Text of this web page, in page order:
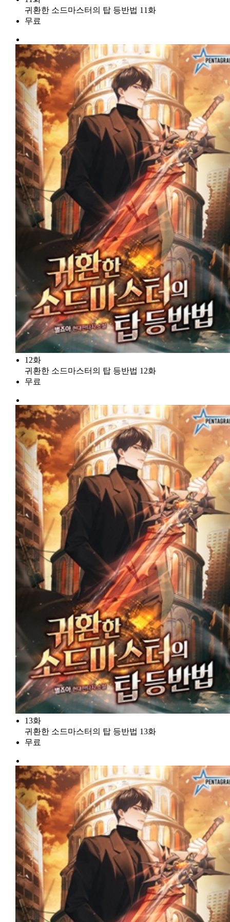
귀환한 소드마스터의 탑 등반법 11화
무료
12화
귀환한 소드마스터의 탑 등반법 12화
무료
13화
귀환한 소드마스터의 탑 등반법 13화
무료